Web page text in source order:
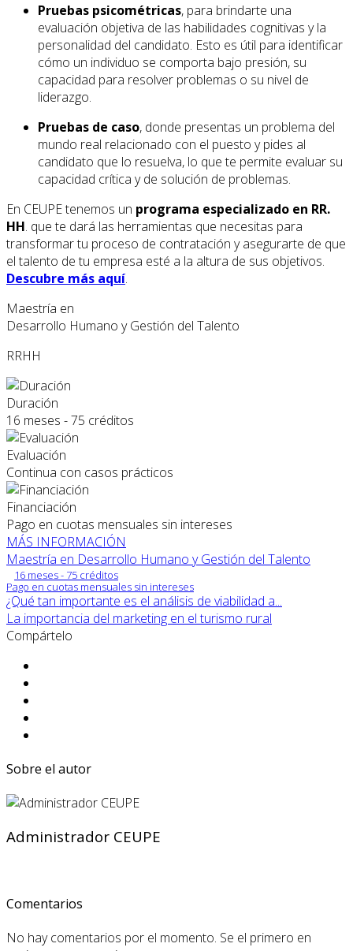
Pruebas psicométricas, para brindarte una
evaluación objetiva de las habilidades cognitivas y la
personalidad del candidato. Esto es útil para identificar
cómo un individuo se comporta bajo presión, su
capacidad para resolver problemas o su nivel de
liderazgo.
Pruebas de caso, donde presentas un problema del
mundo real relacionado con el puesto y pides al
candidato que lo resuelva, lo que te permite evaluar su
capacidad crítica y de solución de problemas.
En CEUPE tenemos un programa especializado en RR.
HH. que te dará las herramientas que necesitas para
transformar tu proceso de contratación y asegurarte de que
el talento de tu empresa esté a la altura de sus objetivos.
Descubre más aquí.
Maestría en
Desarrollo Humano y Gestión del Talento
RRHH
Duración
16 meses - 75 créditos
Evaluación
Continua con casos prácticos
Financiación
Pago en cuotas mensuales sin intereses
MÁS INFORMACIÓN
Maestría en Desarrollo Humano y Gestión del Talento
16 meses - 75 créditos
Pago en cuotas mensuales sin intereses
¿Qué tan importante es el análisis de viabilidad a...
La importancia del marketing en el turismo rural
Compártelo
Sobre el autor
Administrador CEUPE
Comentarios
No hay comentarios por el momento. Se el primero en